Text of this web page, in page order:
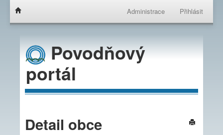
Administrace Přihlásit
Povodňový
portál
Detail obce